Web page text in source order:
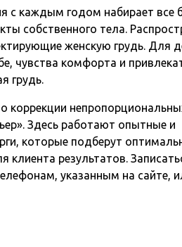
с каждым годом набирает все
собственного тела.
женскую грудь. Для
чувства комфорта и
грудь.
коррекции
Здесь работают опытные и
которые подберут
результатов.
указанным на сайте,